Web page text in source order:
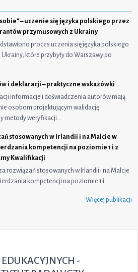
– uczenie się języka polskiego przez
przymusowych z Ukrainy
proces uczenia się języka polskiego
które przybyły do Warszawy po
i deklaracji – praktyczne wskazówki
informacje i doświadczenia autorów mają
osobom projektującym walidację
metody weryfikacji…
stosowanych w Irlandii i na Malcie w
kompetencji na poziomie 1 i 2
Kwalifikacji
rozwiązań stosowanych w Irlandii i na Malcie
kompetencji na poziomie 1 i…
Więcej publikacji
-